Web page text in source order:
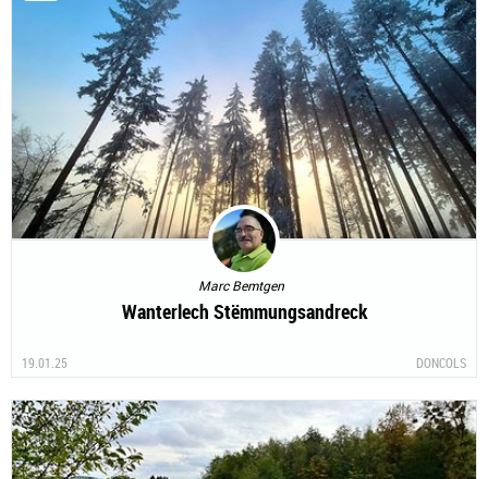
Marc Bemtgen
Wanterlech Stëmmungsandreck
19.01.25 DONCOLS